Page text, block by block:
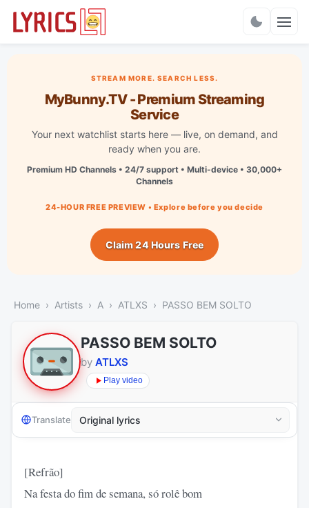
STREAM MORE. SEARCH LESS.
MyBunny.TV - Premium Streaming
Service
Your next watchlist starts here — live, on demand, and
ready when you are.
Premium HD Channels • 24/7 support • Multi-device • 30,000+
Channels
24-HOUR FREE PREVIEW • Explore before you decide
Claim 24 Hours Free
Home Artists A ATLXS PASSO BEM SOLTO
PASSO BEM SOLTO
by ATLXS
Play video
Translate
[Refrão]
Na festa do fim de semana, só rolê bom